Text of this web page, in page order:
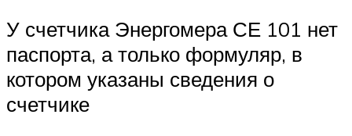
У счетчика Энергомера СЕ 101 нет
паспорта, а только формуляр, в
котором указаны сведения о
счетчике